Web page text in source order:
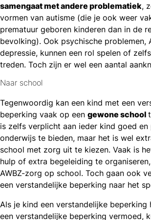
samengaat met andere problematiek,
vormen van autisme (die je ook weer
prematuur geboren kinderen dan in de
bevolking). Ook psychische problemen,
depressie, kunnen een rol spelen of
treden. Toch zijn er wel een aantal
Naar school
Tegenwoordig kan een kind met een
beperking vaak op een gewone school
is zelfs verplicht aan ieder kind goed en
onderwijs te bieden, maar het is wel
school met zorg uit te kiezen. Vaak is
hulp of extra begeleiding te
AWBZ-zorg op school. Toch gaan ook
een verstandelijke beperking naar het
Als je kind een verstandelijke
een verstandelijke beperking vermoed,